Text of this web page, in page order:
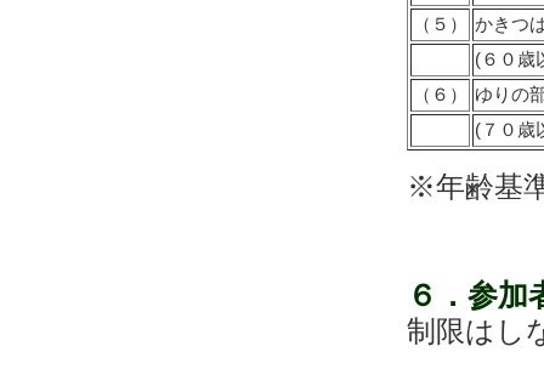
（５）
かきつ
(６０歳
（６）
ゆりの
(７０歳
※年齢基
６．参
制限はし